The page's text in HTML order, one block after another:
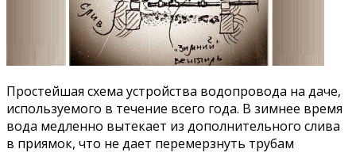
Простейшая схема устройства водопровода на даче,
используемого в течение всего года. В зимнее время
вода медленно вытекает из дополнительного слива
в приямок, что не дает перемерзнуть трубам